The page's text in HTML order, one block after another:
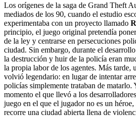
Los orígenes de la saga de Grand Theft
mediados de los 90, cuando el estudio
experimentaba con un proyecto llamado
principio, el juego original pretendía
de la ley y centrarse en persecuciones
ciudad. Sin embargo, durante el
la destrucción y huir de la policía eran
la propia labor de los agentes. Más
volvió legendario: en lugar de intentar
policías simplemente trataban de matarlo.
momento el que llevó a los
juego en el que el jugador no es un
recorre una ciudad abierta llena de